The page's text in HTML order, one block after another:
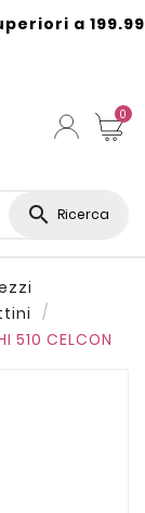
a 199.99
0
 Ricerca
510 CELCON